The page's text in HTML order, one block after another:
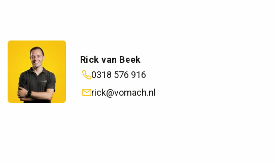
Rick van Beek
0318 576 916
rick@vomach.nl